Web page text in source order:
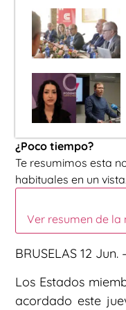
¿Poco tiempo?
Te resumimos esta
habituales en un
Ver resumen de la
BRUSELAS 12 Jun.
Los Estados
acordado este